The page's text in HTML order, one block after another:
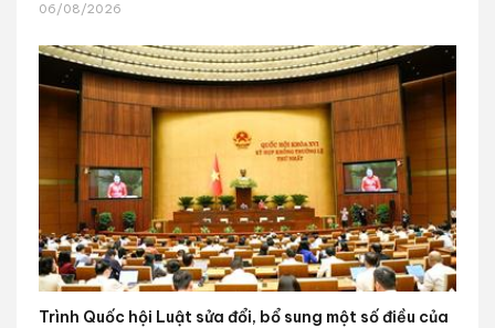
06/08/2026
Trình Quốc hội Luật sửa đổi, bổ sung một số điều của